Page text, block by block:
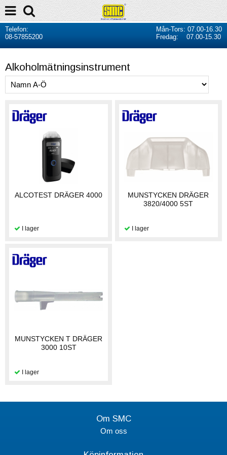
Telefon:
08-57855200
Mån-Tors: 07.00-16.30
Fredag: 07.00-15.30
Alkoholmätningsinstrument
ALCOTEST DRÄGER 4000
MUNSTYCKEN DRÄGER
3820/4000 5ST
MUNSTYCKEN T DRÄGER
3000 10ST
Om SMC
Om oss